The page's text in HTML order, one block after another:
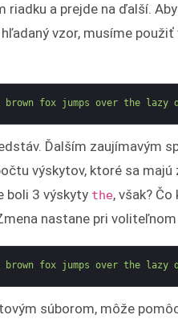
riadku a prejde na ďalší.
vzor, musíme
fox jumps over the lazy
Ďalším zaujímavým
výskytov, ktoré sa majú
boli 3 výskyty the, však?
nastane pri
fox jumps over the lazy
súborom, môže